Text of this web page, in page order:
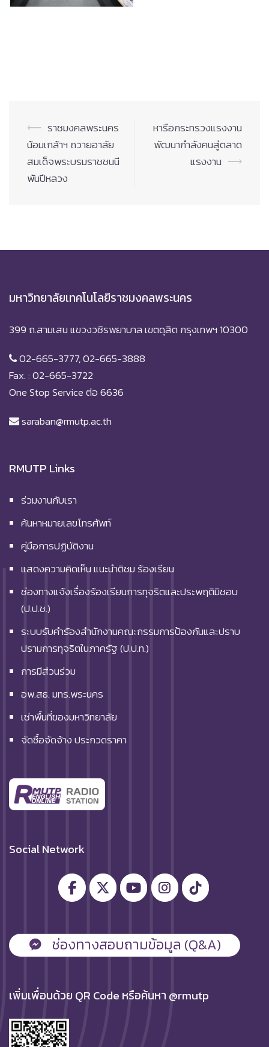
Post
navigation
⟵ ราชมงคลพระนคร
น้อมเกล้าฯ ถวายอาลัย
สมเด็จพระบรมราชชนนี
พันปีหลวง
หารือกระทรวงแรงงาน
พัฒนากำลังคนสู่ตลาด
แรงงาน ⟶
มหาวิทยาลัยเทคโนโลยีราชมงคลพระนคร
399 ถ.สามเสน แขวงวชิรพยาบาล เขตดุสิต กรุงเทพฯ 10300
02-665-3777, 02-665-3888
Fax. : 02-665-3722
One Stop Service ต่อ 6636
saraban@rmutp.ac.th
RMUTP Links
ร่วมงานกับเรา
ค้นหาหมายเลขโทรศัพท์
คู่มือการปฏิบัติงาน
แสดงความคิดเห็น แนะนำติชม ร้องเรียน
ช่องทางแจ้งเรื่องร้องเรียนการทุจริตและประพฤติมิชอบ
(ป.ป.ช.)
ระบบรับคำร้องสำนักงานคณะกรรมการป้องกันและปราบ
ปรามการทุจริตในภาครัฐ (ป.ป.ท.)
การมีส่วนร่วม
อพ.สธ. มทร.พระนคร
เช่าพื้นที่ของมหาวิทยาลัย
จัดซื้อจัดจ้าง ประกวดราคา
Social Network
ช่องทางสอบถามข้อมูล (Q&A)
เพิ่มเพื่อนด้วย QR Code หรือค้นหา @rmutp